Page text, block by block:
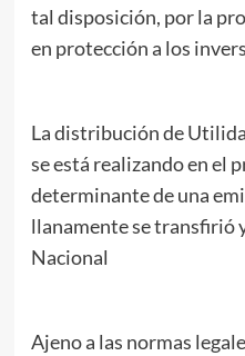
tal disposición, por la
en protección a los
La distribución de
se está realizando en el
determinante de una
llanamente se transfirió
Nacional
Ajeno a las normas